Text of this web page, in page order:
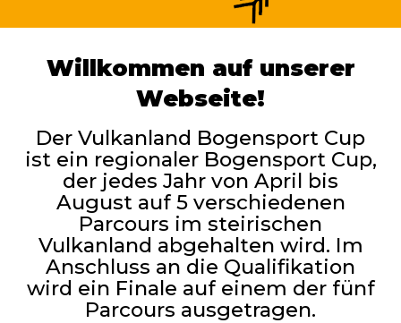
Willkommen auf unserer
Webseite!
Der Vulkanland Bogensport Cup
ist ein regionaler Bogensport Cup,
der jedes Jahr von April bis
August auf 5 verschiedenen
Parcours im steirischen
Vulkanland abgehalten wird. Im
Anschluss an die Qualifikation
wird ein Finale auf einem der fünf
Parcours ausgetragen.